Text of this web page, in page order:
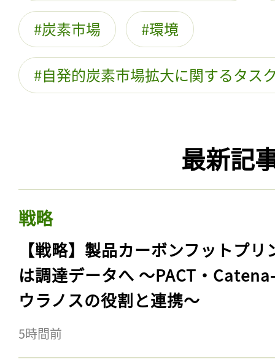
炭素市場 環境
自発的炭素市場拡大に関するタス
最新記
戦略
【戦略】製品カーボンフットプリ
は調達データへ 〜PACT・
ウラノスの役割と連携〜
5時間前